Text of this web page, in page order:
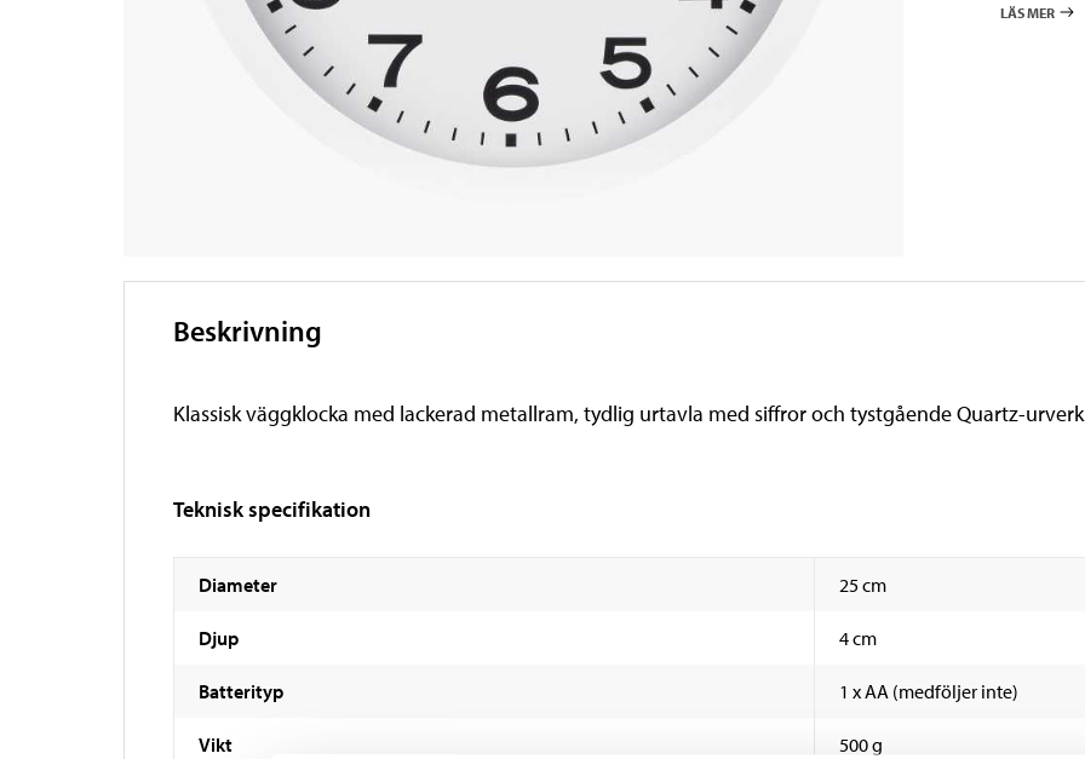
LÄS MER
Beskrivning
Klassisk väggklocka med lackerad metallram, tydlig urtavla med siffror och tystgående Quartz-
Teknisk specifikation
Diameter 25 cm
Djup 4 cm
Batterityp 1 x AA (medföljer inte)
Vikt 500 g